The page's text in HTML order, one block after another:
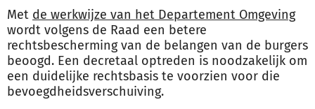
Met de werkwijze van het Departement Omgeving
wordt volgens de Raad een betere
rechtsbescherming van de belangen van de burgers
beoogd. Een decretaal optreden is noodzakelijk om
een duidelijke rechtsbasis te voorzien voor die
bevoegdheidsverschuiving.